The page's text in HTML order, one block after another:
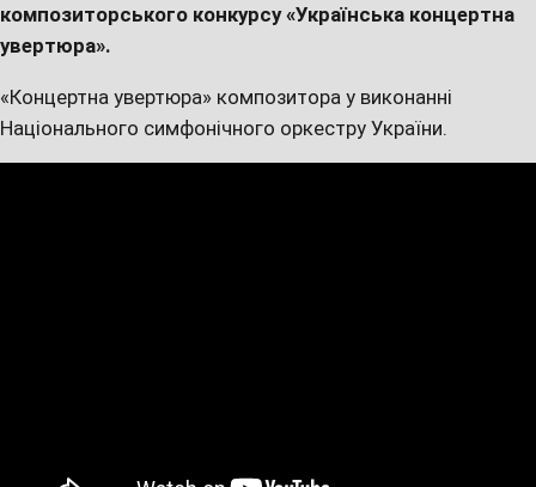
композиторського конкурсу «Українська концертна
увертюра».
«Концертна увертюра» композитора у виконанні
Національного симфонічного оркестру України.